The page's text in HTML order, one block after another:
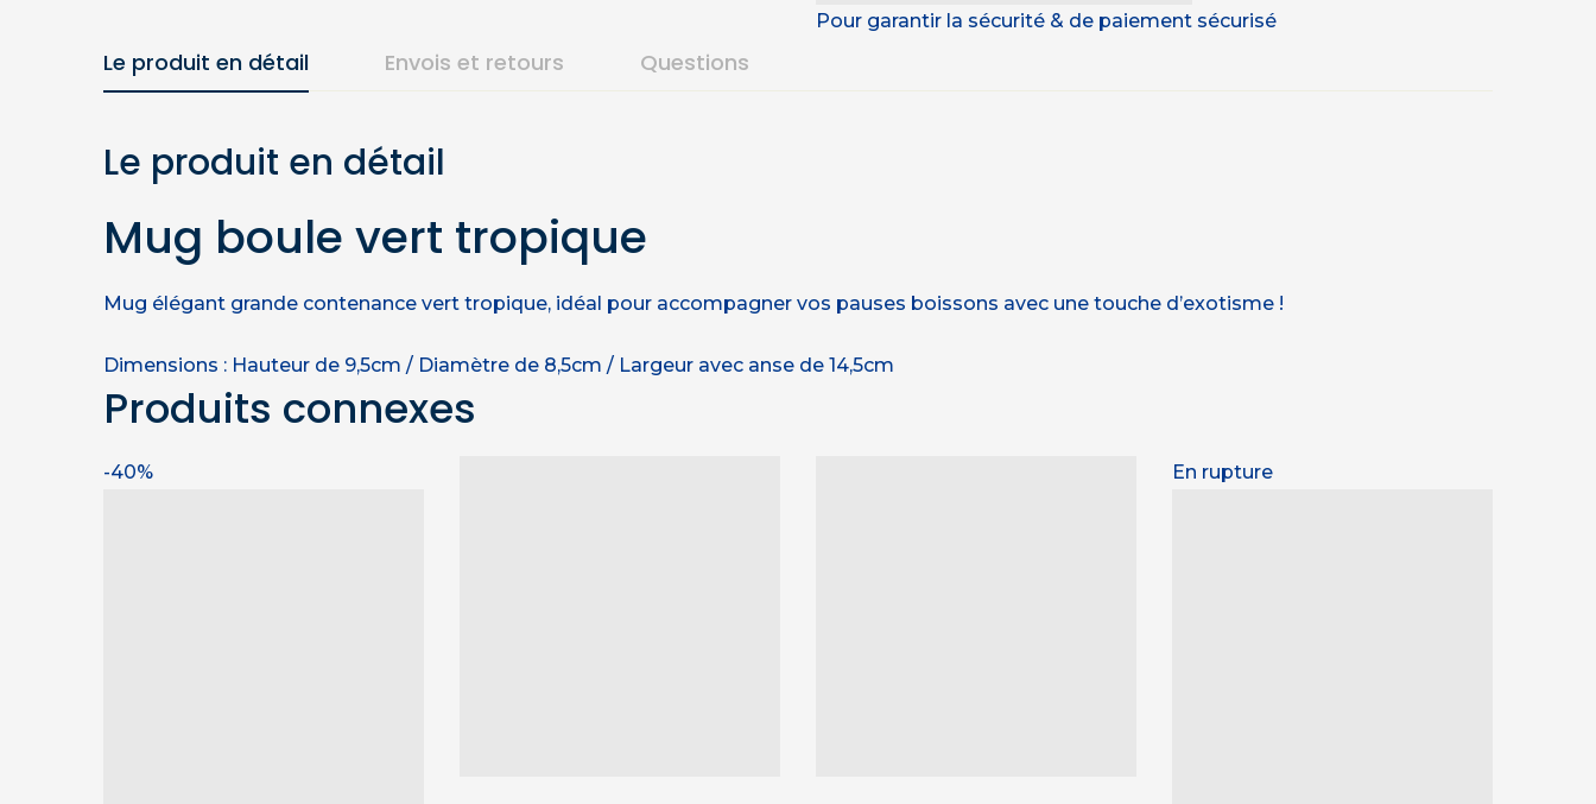
Pour garantir la sécurité & de paiement sécurisé
Le produit en détail Envois et retours Questions
Le produit en détail
Mug boule vert tropique
Mug élégant grande contenance vert tropique, idéal pour accompagner vos pauses boissons avec une touche d’exotisme !
Dimensions : Hauteur de 9,5cm / Diamètre de 8,5cm / Largeur avec anse de 14,5cm
Produits connexes
-40% En rupture